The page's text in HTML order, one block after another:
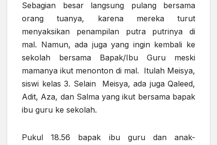
Sebagian besar langsung pulang bersama
orang tuanya, karena mereka turut
menyaksikan penampilan putra putrinya di
mal. Namun, ada juga yang ingin kembali ke
sekolah bersama Bapak/Ibu Guru meski
mamanya ikut menonton di mal. Itulah Meisya,
siswi kelas 3. Selain Meisya, ada juga Qaleed,
Adit, Aza, dan Salma yang ikut bersama bapak
ibu guru ke sekolah.
Pukul 18.56 bapak ibu guru dan anak-